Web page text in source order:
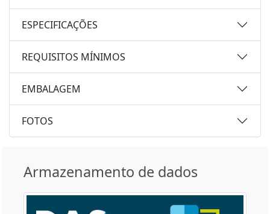
ESPECIFICAÇÕES
REQUISITOS MÍNIMOS
EMBALAGEM
FOTOS
Armazenamento de dados